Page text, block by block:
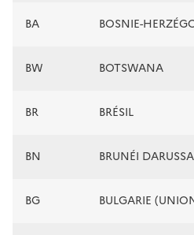
BA BOSNIE-
BW BOTSWANA
BR BRÉSIL
BN BRUNÉI
BG BULGARIE